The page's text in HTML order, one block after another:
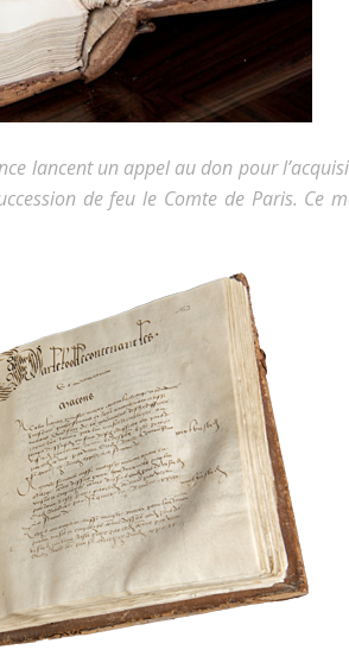
lancent un appel au don pour
de feu le Comte de Paris. Ce